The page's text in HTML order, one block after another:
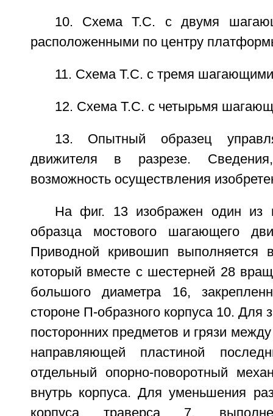
10. Схема Т.С. с двумя
расположенными по центру
11. Схема Т.С. с тремя
12. Схема Т.С. с четырьмя
13. Опытный образец
движителя в разрезе.
возможность осуществления
На фиг. 13 изображен один из
образца мостового шагающего
Приводной кривошип выполняется
который вместе с шестерней 28
большого диаметра 16,
стороне П-образного корпуса 10. Для
посторонних предметов и грязи
направляющей пластиной
отдельный опорно-поворотный
внутрь корпуса. Для уменьшения
корпуса траверса 7,